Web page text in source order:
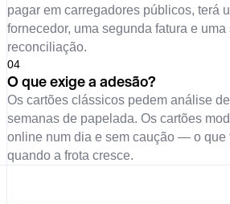
pagar em carregadores públicos, terá
fornecedor, uma segunda fatura e uma
reconciliação.
04
O que exige a adesão?
Os cartões clássicos pedem análise
semanas de papelada. Os cartões
online num dia e sem caução — o que
quando a frota cresce.